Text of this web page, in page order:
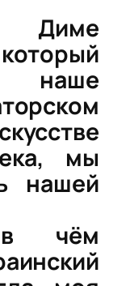
Диме
наше
мы
нашей
в чём